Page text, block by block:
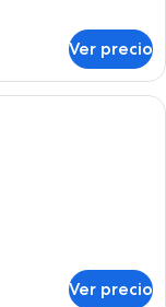
Ver precio
de alta calidad y caja
Ver precio